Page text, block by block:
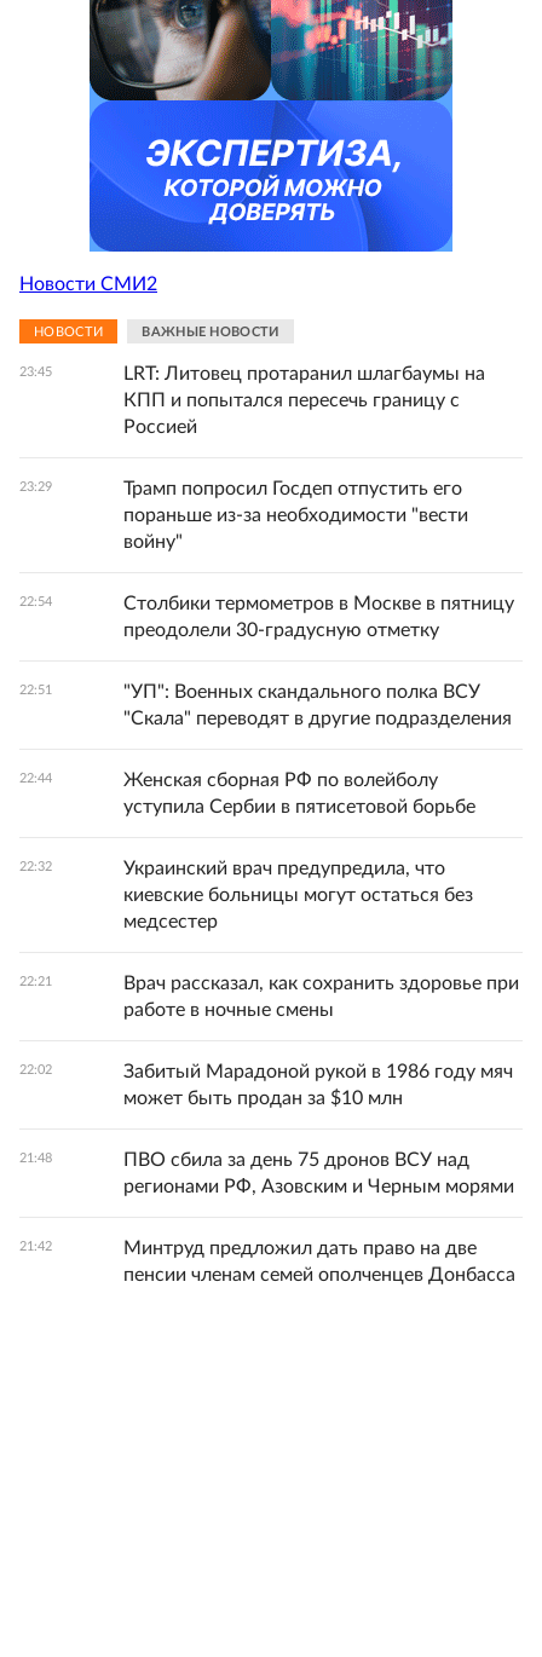
Новости СМИ2
НОВОСТИ ВАЖНЫЕ НОВОСТИ
23:45
LRT: Литовец протаранил шлагбаумы на
КПП и попытался пересечь границу с
Россией
23:29
Трамп попросил Госдеп отпустить его
пораньше из-за необходимости "вести
войну"
22:54
Столбики термометров в Москве в пятницу
преодолели 30-градусную отметку
22:51
"УП": Военных скандального полка ВСУ
"Скала" переводят в другие подразделения
22:44
Женская сборная РФ по волейболу
уступила Сербии в пятисетовой борьбе
22:32
Украинский врач предупредила, что
киевские больницы могут остаться без
медсестер
22:21
Врач рассказал, как сохранить здоровье при
работе в ночные смены
22:02
Забитый Марадоной рукой в 1986 году мяч
может быть продан за $10 млн
21:48
ПВО сбила за день 75 дронов ВСУ над
регионами РФ, Азовским и Черным морями
21:42
Минтруд предложил дать право на две
пенсии членам семей ополченцев Донбасса